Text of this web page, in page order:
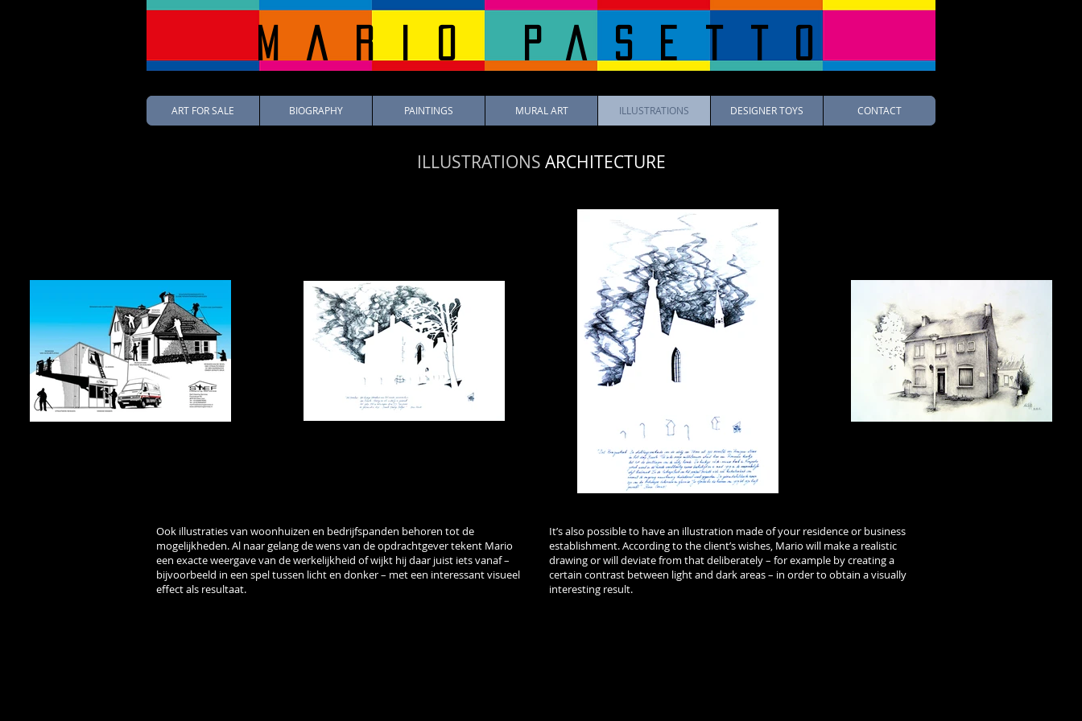
Mario pasetto
ART FOR SALE BIOGRAPHY PAINTINGS MURAL ART ILLUSTRATIONS DESIGNER TOYS CONTACT
ILLUSTRATIONS ARCHITECTURE
Ook illustraties van woonhuizen en bedrijfspanden behoren tot de
mogelijkheden. Al naar gelang de wens van de opdrachtgever tekent Mario
een exacte weergave van de werkelijkheid of wijkt hij daar juist iets vanaf –
bijvoorbeeld in een spel tussen licht en donker – met een interessant visueel
effect als resultaat.
It’s also possible to have an illustration made of your residence or business
establishment. According to the client’s wishes, Mario will make a realistic
drawing or will deviate from that deliberately – for example by creating a
certain contrast between light and dark areas – in order to obtain a visually
interesting result.